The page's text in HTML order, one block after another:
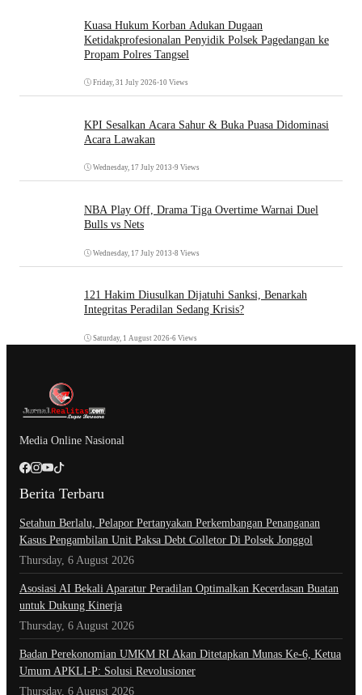
Kuasa Hukum Korban Adukan Dugaan
Ketidakprofesionalan Penyidik Polsek Pagedangan ke
Propam Polres Tangsel
Friday, 31 July 2026•10 Views
KPI Sesalkan Acara Sahur & Buka Puasa Didominasi
Acara Lawakan
Wednesday, 17 July 2013 •9 Views
NBA Play Off, Drama Tiga Overtime Warnai Duel
Bulls vs Nets
Wednesday, 17 July 2013 •8 Views
121 Hakim Diusulkan Dijatuhi Sanksi, Benarkah
Integritas Peradilan Sedang Krisis?
Saturday, 1 August 2026•6 Views
Media Online Nasional
Berita Terbaru
Setahun Berlalu, Pelapor Pertanyakan Perkembangan Penanganan
Kasus Pengambilan Unit Paksa Debt Colletor Di Polsek Jonggol
Thursday, 6 August 2026
Asosiasi AI Bekali Aparatur Peradilan Optimalkan Kecerdasan Buatan
untuk Dukung Kinerja
Thursday, 6 August 2026
Badan Perekonomian UMKM RI Akan Ditetapkan Munas Ke-6, Ketua
Umum APKLI-P: Solusi Revolusioner
Thursday, 6 August 2026